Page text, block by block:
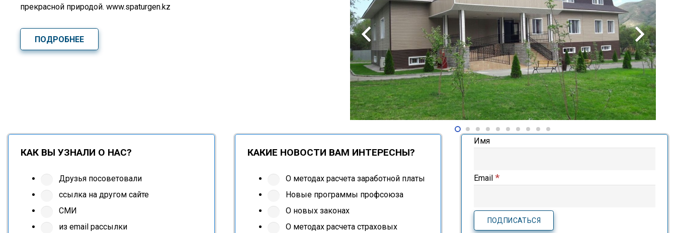
прекрасной природой. www.spaturgen.kz
ПОДРОБНЕЕ
КАК ВЫ УЗНАЛИ О НАС?
Друзья посоветовали
ссылка на другом сайте
СМИ
из email рассылки
КАКИЕ НОВОСТИ ВАМ ИНТЕРЕСНЫ?
О методах расчета заработной платы
Новые программы профсоюза
О новых законах
О методах расчета страховых
Имя
Email*